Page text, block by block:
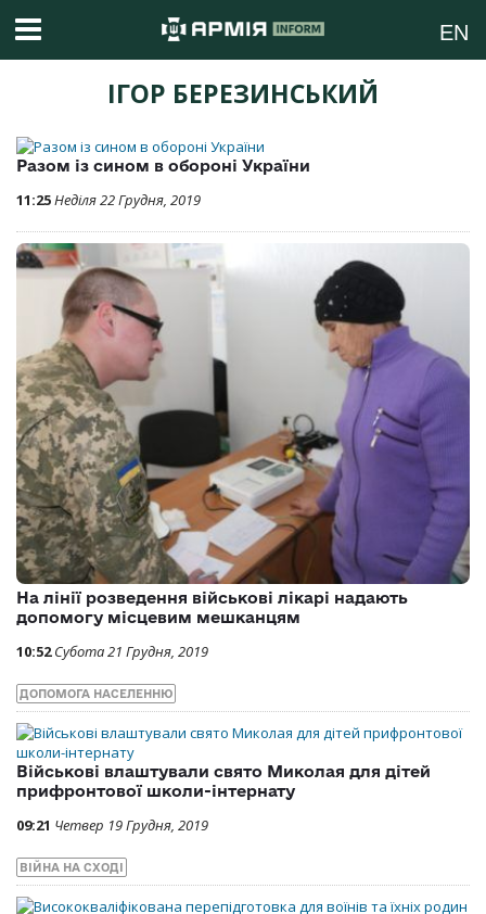
EN
ІГОР БЕРЕЗИНСЬКИЙ
Разом із сином в обороні України
11:25Неділя 22 Грудня, 2019
На лінії розведення військові лікарі надають
допомогу місцевим мешканцям
10:52 Субота 21 Грудня, 2019
ДОПОМОГА НАСЕЛЕННЮ
Військові влаштували свято Миколая для дітей
прифронтової школи-інтернату
09:21 Четвер 19 Грудня, 2019
ВІЙНА НА СХОДІ